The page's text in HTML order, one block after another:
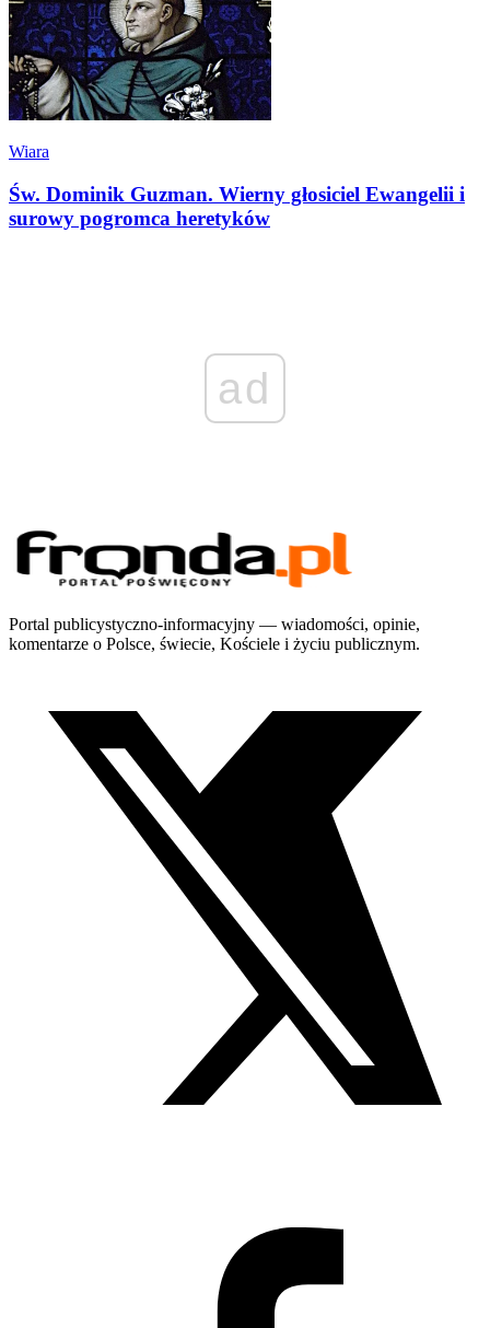
Wiara
Św. Dominik Guzman. Wierny głosiciel Ewangelii i
surowy pogromca heretyków
ad
Portal publicystyczno-informacyjny — wiadomości, opinie,
komentarze o Polsce, świecie, Kościele i życiu publicznym.